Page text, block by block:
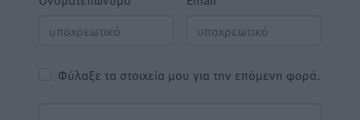
Φύλαξε τα στοιχεία μου για την επόμενη φορά.